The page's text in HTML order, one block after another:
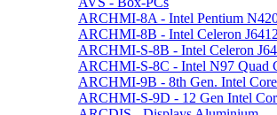
ARCHMI-8A - Intel Pentium
ARCHMI-8B - Intel Celeron J6412
ARCHMI-S-8B - Intel Celeron
ARCHMI-S-8C - Intel N97 Quad
ARCHMI-9B - 8th Gen. Intel Core
ARCHMI-S-9D - 12 Gen Intel